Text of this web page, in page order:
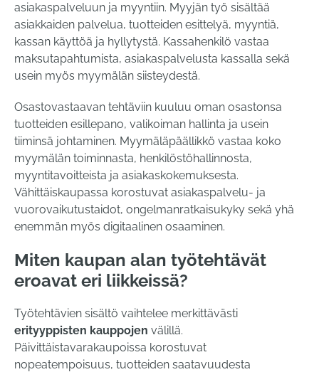
asiakaspalveluun ja myyntiin. Myyjän työ sisältää
asiakkaiden palvelua, tuotteiden esittelyä, myyntiä,
kassan käyttöä ja hyllytystä. Kassahenkilö vastaa
maksutapahtumista, asiakaspalvelusta kassalla sekä
usein myös myymälän siisteydestä.
Osastovastaavan tehtäviin kuuluu oman osastonsa
tuotteiden esillepano, valikoiman hallinta ja usein
tiiminsä johtaminen. Myymäläpäällikkö vastaa koko
myymälän toiminnasta, henkilöstöhallinnosta,
myyntitavoitteista ja asiakaskokemuksesta.
Vähittäiskaupassa korostuvat asiakaspalvelu- ja
vuorovaikutustaidot, ongelmanratkaisukyky sekä yhä
enemmän myös digitaalinen osaaminen.
Miten kaupan alan työtehtävät
eroavat eri liikkeissä?
Työtehtävien sisältö vaihtelee merkittävästi
erityyppisten kauppojen välillä.
Päivittäistavarakaupoissa korostuvat
nopeatempoisuus, tuotteiden saatavuudesta